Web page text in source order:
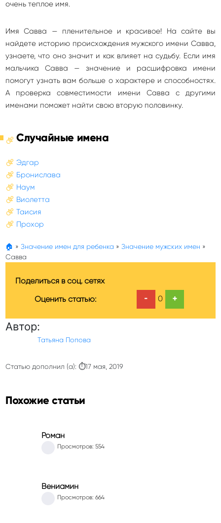
очень теплое имя.
Имя Савва — пленительное и красивое! На сайте вы
найдете историю происхождения мужского имени Савва,
узнаете, что оно значит и как влияет на судьбу. Если имя
мальчика Савва — значение и расшифровка имени
помогут узнать вам больше о характере и способностях.
А проверка совместимости имени Савва с другими
именами поможет найти свою вторую половинку.
Случайные имена
Эдгар
Бронислава
Наум
Виолетта
Таисия
Прохор
🏠 » Значение имен для ребенка » Значение мужских имен »
Савва
Поделиться в соц. сетях
Оценить статью:
- 0 +
Автор:
Татьяна Попова
Статью дополнил (а): ⏱17 мая, 2019
Похожие статьи
Роман
Просмотров: 554
Вениамин
Просмотров: 664